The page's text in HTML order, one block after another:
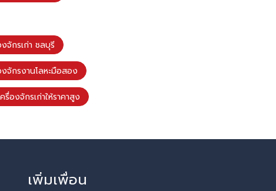
จักรเก่า ชลบุรี
จักรงานโลหะมือสอง
องจักรเก่าให้ราคาสูง
เพิ่มเพื่อน